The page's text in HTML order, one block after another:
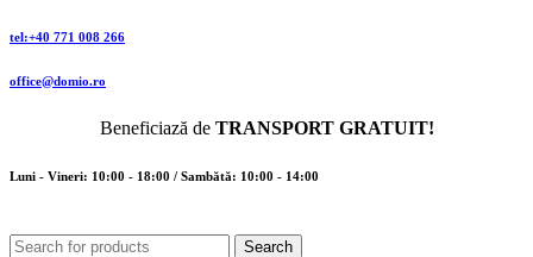
tel:+40 771 008 266
office@domio.ro
Beneficiază de TRANSPORT GRATUIT!
Luni - Vineri: 10:00 - 18:00 / Sambătă: 10:00 - 14:00
Search